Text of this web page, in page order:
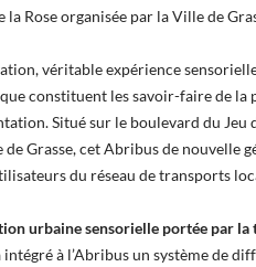
la Rose organisée par la Ville de
véritable expérience
constituent les savoir-faire de la
Situé sur le boulevard du Jeu
de Grasse, cet Abribus de nouvelle
du réseau de transports
urbaine sensorielle portée par la
intégré à l’Abribus un système de